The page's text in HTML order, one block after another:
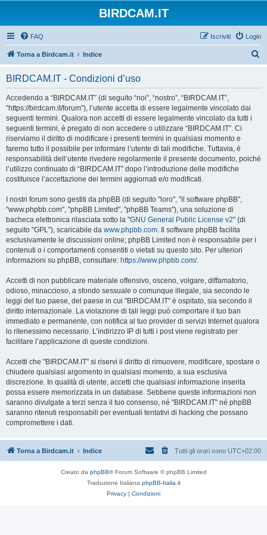
BIRDCAM.IT
FAQ Login
Iscriviti
Torna a Birdcam.it Indice
BIRDCAM.IT - Condizioni d’uso
Accedendo a “BIRDCAM.IT” (di seguito “noi”, “nostro”, “BIRDCAM.IT”,
“https://birdcam.it/forum”), l’utente accetta di essere legalmente vincolato dai
seguenti termini. Qualora non accetti di essere legalmente vincolato da tutti i
seguenti termini, è pregato di non accedere o utilizzare “BIRDCAM.IT”. Ci
riserviamo il diritto di modificare i presenti termini in qualsiasi momento e
faremo tutto il possibile per informare l’utente di tali modifiche. Tuttavia, è
responsabilità dell’utente rivedere regolarmente il presente documento, poiché
l’utilizzo continuato di “BIRDCAM.IT” dopo l’introduzione delle modifiche
costituisce l’accettazione dei termini aggiornati e/o modificati.
I nostri forum sono gestiti da phpBB (di seguito "loro", "il software phpBB",
"www.phpbb.com", "phpBB Limited", "phpBB Teams"), una soluzione di
bacheca elettronica rilasciata sotto la "GNU General Public License v2" (di
seguito "GPL"), scaricabile da www.phpbb.com. Il software phpBB facilita
esclusivamente le discussioni online; phpBB Limited non è responsabile per i
contenuti o i comportamenti consentiti o vietati su questo sito. Per ulteriori
informazioni su phpBB, consultare: https://www.phpbb.com/.
Accetti di non pubblicare materiale offensivo, osceno, volgare, diffamatorio,
odioso, minaccioso, a sfondo sessuale o comunque illegale, sia secondo le
leggi del tuo paese, del paese in cui "BIRDCAM.IT" è ospitato, sia secondo il
diritto internazionale. La violazione di tali leggi può comportare il tuo ban
immediato e permanente, con notifica al tuo provider di servizi Internet qualora
lo ritenessimo necessario. L’indirizzo IP di tutti i post viene registrato per
facilitare l’applicazione di queste condizioni.
Accetti che "BIRDCAM.IT" si riservi il diritto di rimuovere, modificare, spostare o
chiudere qualsiasi argomento in qualsiasi momento, a sua esclusiva
discrezione. In qualità di utente, accetti che qualsiasi informazione inserita
possa essere memorizzata in un database. Sebbene queste informazioni non
saranno divulgate a terzi senza il tuo consenso, né "BIRDCAM.IT" né phpBB
saranno ritenuti responsabili per eventuali tentativi di hacking che possano
compromettere i dati.
Torna a Birdcam.it Indice Tutti gli orari sono UTC+02:00
Creato da phpBB® Forum Software © phpBB Limited
Traduzione Italiana phpBB-Italia.it
Privacy | Condizioni